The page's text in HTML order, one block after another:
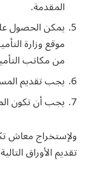
المقدمة.
يمكن الحصول
موقع وزارة
من مكاتب
يجب تقديم
يجب أن تكون
ولإستخراج معاش
تقديم الأوراق